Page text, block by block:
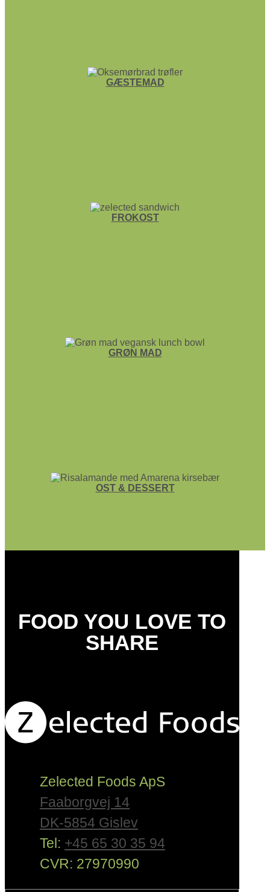
GÆSTEMAD
FROKOST
GRØN MAD
OST & DESSERT
FOOD YOU LOVE TO
SHARE
Zelected Foods ApS
Faaborgvej 14
DK-5854 Gislev
Tel: +45 65 30 35 94
CVR: 27970990